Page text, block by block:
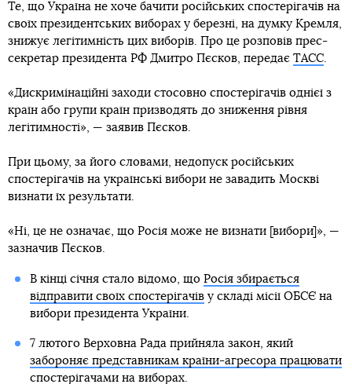
Те, що Україна не хоче бачити російських спостерігачів на
своїх президентських виборах у березні, на думку Кремля,
знижує легітимність цих виборів. Про це розповів прес-
секретар президента РФ Дмитро Пєсков, передає ТАСС.
«Дискримінаційні заходи стосовно спостерігачів однієї з
країн або групи країн призводять до зниження рівня
легітимності», — заявив Пєсков.
При цьому, за його словами, недопуск російських
спостерігачів на українські вибори не завадить Москві
визнати їх результати.
«Ні, це не означає, що Росія може не визнати [вибори]», —
зазначив Пєсков.
В кінці січня стало відомо, що Росія збирається
відправити своїх спостерігачіву складі місії ОБСЄ на
вибори президента України.
7 лютого Верховна Рада прийняла закон, який
забороняє представникам країни-агресора працювати
спостерігачамина виборах.